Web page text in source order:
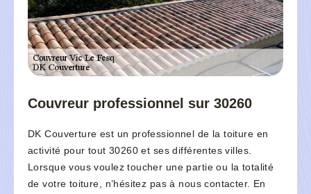
Couvreur professionnel sur 30260
DK Couverture est un professionnel de la toiture en
activité pour tout 30260 et ses différentes villes.
Lorsque vous voulez toucher une partie ou la totalité
de votre toiture, n’hésitez pas à nous contacter. En